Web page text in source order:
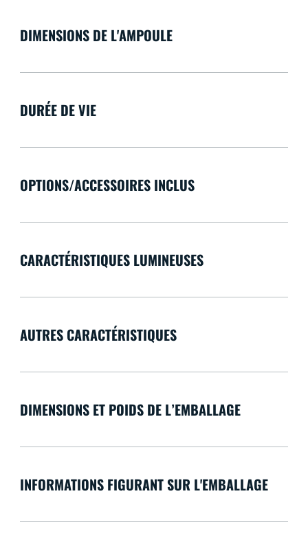
DIMENSIONS DE L'AMPOULE
DURÉE DE VIE
OPTIONS/ACCESSOIRES INCLUS
CARACTÉRISTIQUES LUMINEUSES
AUTRES CARACTÉRISTIQUES
DIMENSIONS ET POIDS DE L’EMBALLAGE
INFORMATIONS FIGURANT SUR L'EMBALLAGE